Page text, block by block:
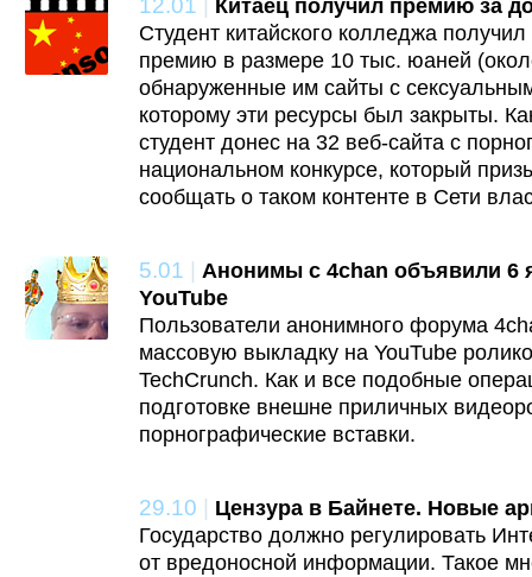
Китаец получил премию за
Студент китайского колледжа
премию в размере 10 тыс. юаней
обнаруженные им сайты с
которому эти ресурсы был закрыты.
студент донес на 32 веб-сайта с
национальном конкурсе, который
сообщать о таком контенте в Сети
5.01 | Анонимы с 4chan объявили 6
YouTube
Пользователи анонимного форума
массовую выкладку на YouTube
TechCrunch. Как и все подобные
подготовке внешне приличных
порнографические вставки.
29.10 | Цензура в Байнете. Новые
Государство должно регулировать
от вредоносной информации. Такое